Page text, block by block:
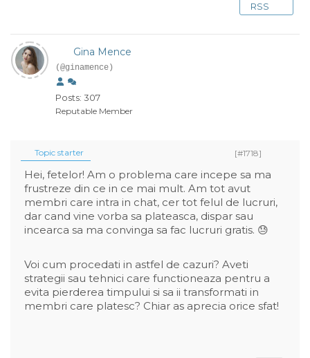
RSS
Gina Mence
(@ginamence)
Posts: 307
Reputable Member
Topic starter [#1718]
Hei, fetelor! Am o problema care incepe sa ma
frustreze din ce in ce mai mult. Am tot avut
membri care intra in chat, cer tot felul de lucruri,
dar cand vine vorba sa plateasca, dispar sau
incearca sa ma convinga sa fac lucruri gratis. 😓
Voi cum procedati in astfel de cazuri? Aveti
strategii sau tehnici care functioneaza pentru a
evita pierderea timpului si sa ii transformati in
membri care platesc? Chiar as aprecia orice sfat!